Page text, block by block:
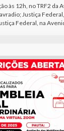
às 12h, no TRF2 da
Justiça
Federal, na